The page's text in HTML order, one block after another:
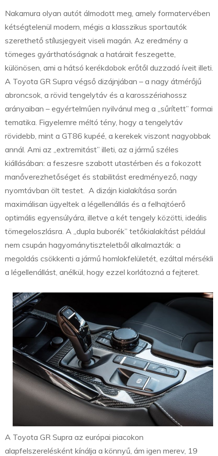
Nakamura olyan autót álmodott meg, amely formatervében
kétségtelenül modern, mégis a klasszikus sportautók
szerethető stílusjegyeit viseli magán. Az eredmény a
tömeges gyárthatóságnak a határait feszegette,
különösen, ami a hátsó kerékdobok erőtől duzzadó íveit illeti.
A Toyota GR Supra végső dizájnjában – a nagy átmérőjű
abroncsok, a rövid tengelytáv és a karosszériahossz
arányaiban – egyértelműen nyilvánul meg a „sűrített” formai
tematika. Figyelemre méltó tény, hogy a tengelytáv
rövidebb, mint a GT86 kupéé, a kerekek viszont nagyobbak
annál. Ami az „extremitást” illeti, az a jármű széles
kiállásában: a feszesre szabott utastérben és a fokozott
manőverezhetőséget és stabilitást eredményező, nagy
nyomtávban ölt testet. A dizájn kialakítása során
maximálisan ügyeltek a légellenállás és a felhajtóerő
optimális egyensúlyára, illetve a két tengely közötti, ideális
tömegeloszlásra. A „dupla buborék” tetőkialakítást például
nem csupán hagyománytiszteletből alkalmazták: a
megoldás csökkenti a jármű homlokfelületét, ezáltal mérsékli
a légellenállást, anélkül, hogy ezzel korlátozná a fejteret.
A Toyota GR Supra az európai piacokon
alapfelszerelésként kínálja a könnyű, ám igen merev, 19